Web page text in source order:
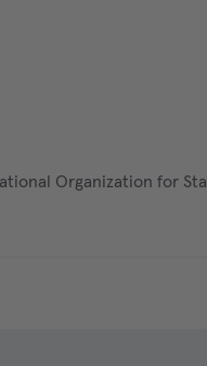
Organization for